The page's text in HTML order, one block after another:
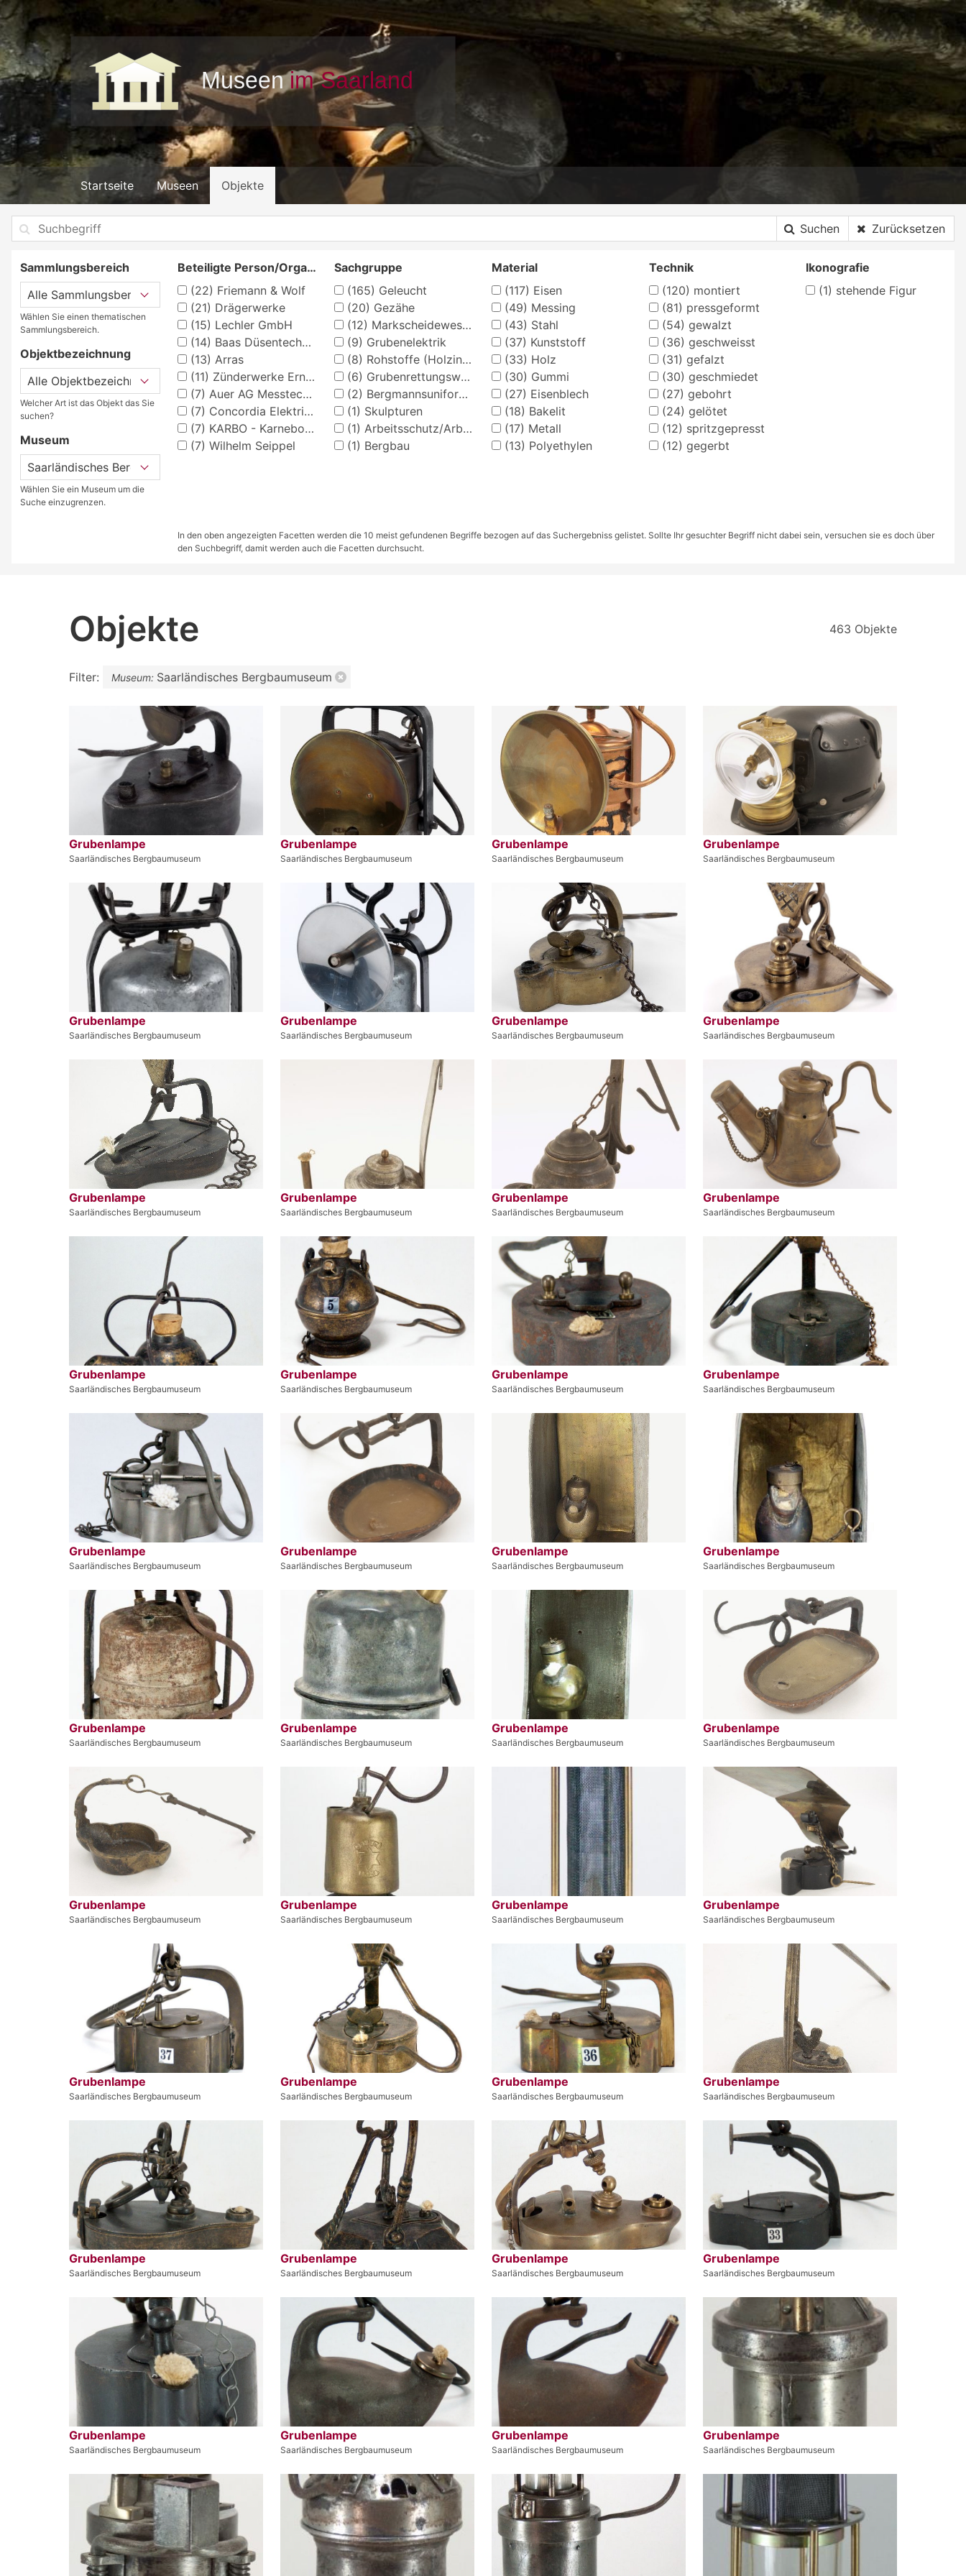
Startseite Museen Objekte
Suchen Zurücksetzen
Sammlungsbereich
Wählen Sie einen thematischen
Sammlungsbereich.
Objektbezeichnung
Welcher Art ist das Objekt das Sie
suchen?
Museum
Wählen Sie ein Museum um die
Suche einzugrenzen.
Beteiligte Person/Organisation
(22) Friemann & Wolf
(21) Drägerwerke
(15) Lechler GmbH
(14) Baas Düsentechnik GmbH
(13) Arras
(11) Zünderwerke Ernst Brün
(7) Auer AG Messtechnik
(7) Concordia Elektrizitäts-AG
(7) KARBO - Karnebogen
(7) Wilhelm Seippel
Sachgruppe
(165) Geleucht
(20) Gezähe
(12) Markscheidewesen
(9) Grubenelektrik
(8) Rohstoffe (Holzindustrie)
(6) Grubenrettungswesen
(2) Bergmannsuniformen und Zubehör
(1) Skulpturen
(1) Arbeitsschutz/Arbeitssicherheit
(1) Bergbau
Material
(117) Eisen
(49) Messing
(43) Stahl
(37) Kunststoff
(33) Holz
(30) Gummi
(27) Eisenblech
(18) Bakelit
(17) Metall
(13) Polyethylen
Technik
(120) montiert
(81) pressgeformt
(54) gewalzt
(36) geschweisst
(31) gefalzt
(30) geschmiedet
(27) gebohrt
(24) gelötet
(12) spritzgepresst
(12) gegerbt
Ikonografie
(1) stehende Figur
In den oben angezeigten Facetten werden die 10 meist gefundenen Begriffe bezogen auf das Suchergebniss gelistet. Sollte Ihr gesuchter Begriff nicht dabei sein, versuchen sie es doch über
den Suchbegriff, damit werden auch die Facetten durchsucht.
Objekte 463 Objekte
Filter: Museum: Saarländisches Bergbaumuseum
Grubenlampe
Saarländisches Bergbaumuseum
Grubenlampe
Saarländisches Bergbaumuseum
Grubenlampe
Saarländisches Bergbaumuseum
Grubenlampe
Saarländisches Bergbaumuseum
Grubenlampe
Saarländisches Bergbaumuseum
Grubenlampe
Saarländisches Bergbaumuseum
Grubenlampe
Saarländisches Bergbaumuseum
Grubenlampe
Saarländisches Bergbaumuseum
Grubenlampe
Saarländisches Bergbaumuseum
Grubenlampe
Saarländisches Bergbaumuseum
Grubenlampe
Saarländisches Bergbaumuseum
Grubenlampe
Saarländisches Bergbaumuseum
Grubenlampe
Saarländisches Bergbaumuseum
Grubenlampe
Saarländisches Bergbaumuseum
Grubenlampe
Saarländisches Bergbaumuseum
Grubenlampe
Saarländisches Bergbaumuseum
Grubenlampe
Saarländisches Bergbaumuseum
Grubenlampe
Saarländisches Bergbaumuseum
Grubenlampe
Saarländisches Bergbaumuseum
Grubenlampe
Saarländisches Bergbaumuseum
Grubenlampe
Saarländisches Bergbaumuseum
Grubenlampe
Saarländisches Bergbaumuseum
Grubenlampe
Saarländisches Bergbaumuseum
Grubenlampe
Saarländisches Bergbaumuseum
Grubenlampe
Saarländisches Bergbaumuseum
Grubenlampe
Saarländisches Bergbaumuseum
Grubenlampe
Saarländisches Bergbaumuseum
Grubenlampe
Saarländisches Bergbaumuseum
Grubenlampe
Saarländisches Bergbaumuseum
Grubenlampe
Saarländisches Bergbaumuseum
Grubenlampe
Saarländisches Bergbaumuseum
Grubenlampe
Saarländisches Bergbaumuseum
Grubenlampe
Saarländisches Bergbaumuseum
Grubenlampe
Saarländisches Bergbaumuseum
Grubenlampe
Saarländisches Bergbaumuseum
Grubenlampe
Saarländisches Bergbaumuseum
Grubenlampe
Saarländisches Bergbaumuseum
Grubenlampe
Saarländisches Bergbaumuseum
Grubenlampe
Saarländisches Bergbaumuseum
Grubenlampe
Saarländisches Bergbaumuseum